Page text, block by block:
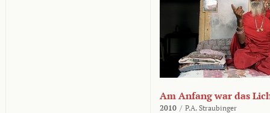
Am Anfang war das
2010 / P.A. Straubinger